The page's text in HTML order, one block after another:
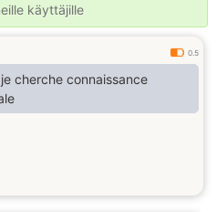
käyttäjille
0.5
cherche connaissance